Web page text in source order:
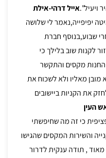
ויעיל".אייל דרהי-אילת
יפיפייה,נאמר לי שלושה
שבוע,בנוסף חברת
לקנות שוב בלילך כי
החנות מקסים והתקשר
מאליו ולא לשכוח את
את הקניות ביישובים
העין
כי זה מה שחיפשתי
והשירות המקסים שהגישו
, תודה ענקית לדרור